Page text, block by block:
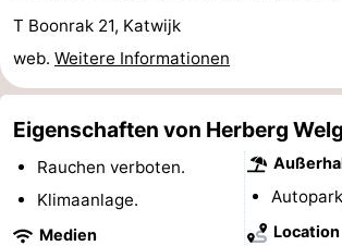
Denkmäler
-
Aussichtspunkte
Attraktionen
Rundfahrten
-
Spielplätze
T Boonrak 21, Katwijk
web. Weitere Informationen
Eigenschaften von Herberg
Rauchen verboten.
Klimaanlage.
Medien Location